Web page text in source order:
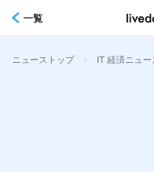
一覧
ニューストップ > IT 経済ニュー